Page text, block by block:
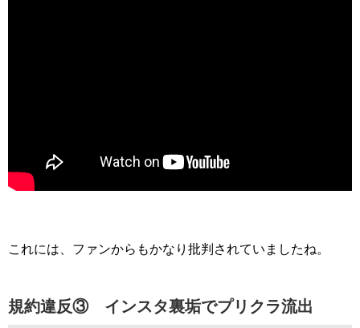
これには、ファンからもかなり批判されていましたね。
規約違反③ インスタ裏垢でプリクラ流出